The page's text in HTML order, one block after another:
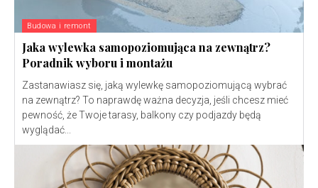
Budowa i remont
Jaka wylewka samopoziomująca na zewnątrz?
Poradnik wyboru i montażu
Zastanawiasz się, jaką wylewkę samopoziomującą wybrać
na zewnątrz? To naprawdę ważna decyzja, jeśli chcesz mieć
pewność, że Twoje tarasy, balkony czy podjazdy będą
wyglądać...